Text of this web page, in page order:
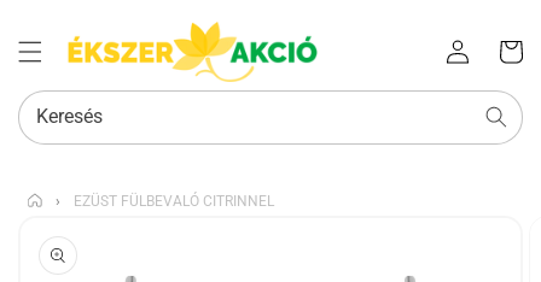
Bejelentkezés
kosara
Keresés
› EZÜST FÜLBEVALÓ CITRINNEL
UGRÁS A
TERMÉKADATOKRA